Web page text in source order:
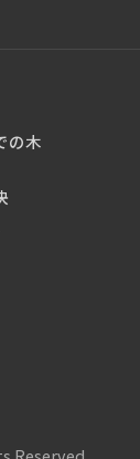
の木